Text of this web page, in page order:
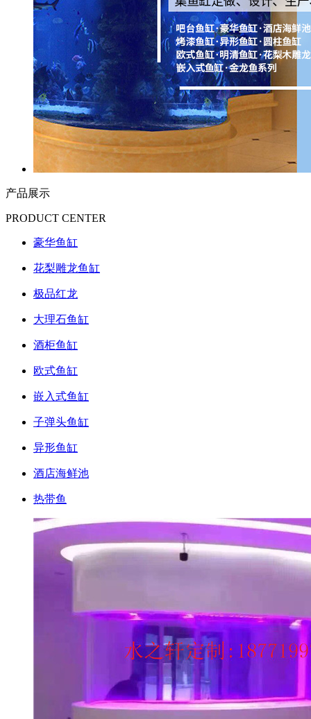
产品展示
PRODUCT CENTER
豪华鱼缸
花梨雕龙鱼缸
极品红龙
大理石鱼缸
酒柜鱼缸
欧式鱼缸
嵌入式鱼缸
子弹头鱼缸
异形鱼缸
酒店海鲜池
热带鱼